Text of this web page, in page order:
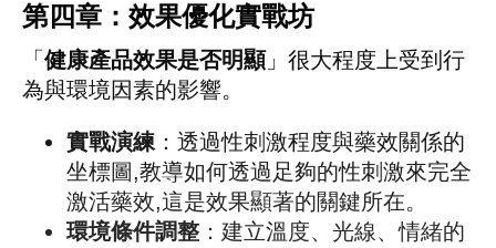
第四章：效果優化實戰坊
「 健康產品效果是否明顯」很大程度上受到行
為與環境因素的影響。
實戰演練 ：透過性刺激程度與藥效關係的
坐標圖,教導如何透過足夠的性刺激來完全
激活藥效,這是效果顯著的關鍵所在。
環境條件調整 ：建立溫度、光線、情緒的